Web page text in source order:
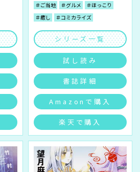
＃ご当地 ＃グルメ
＃ほっこり
＃癒し
＃コミカライズ
シリーズ一覧
試し読み
書誌詳細
Amazonで購入
楽天で購入